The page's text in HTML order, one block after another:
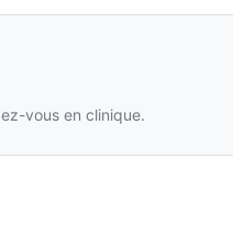
vous en clinique.